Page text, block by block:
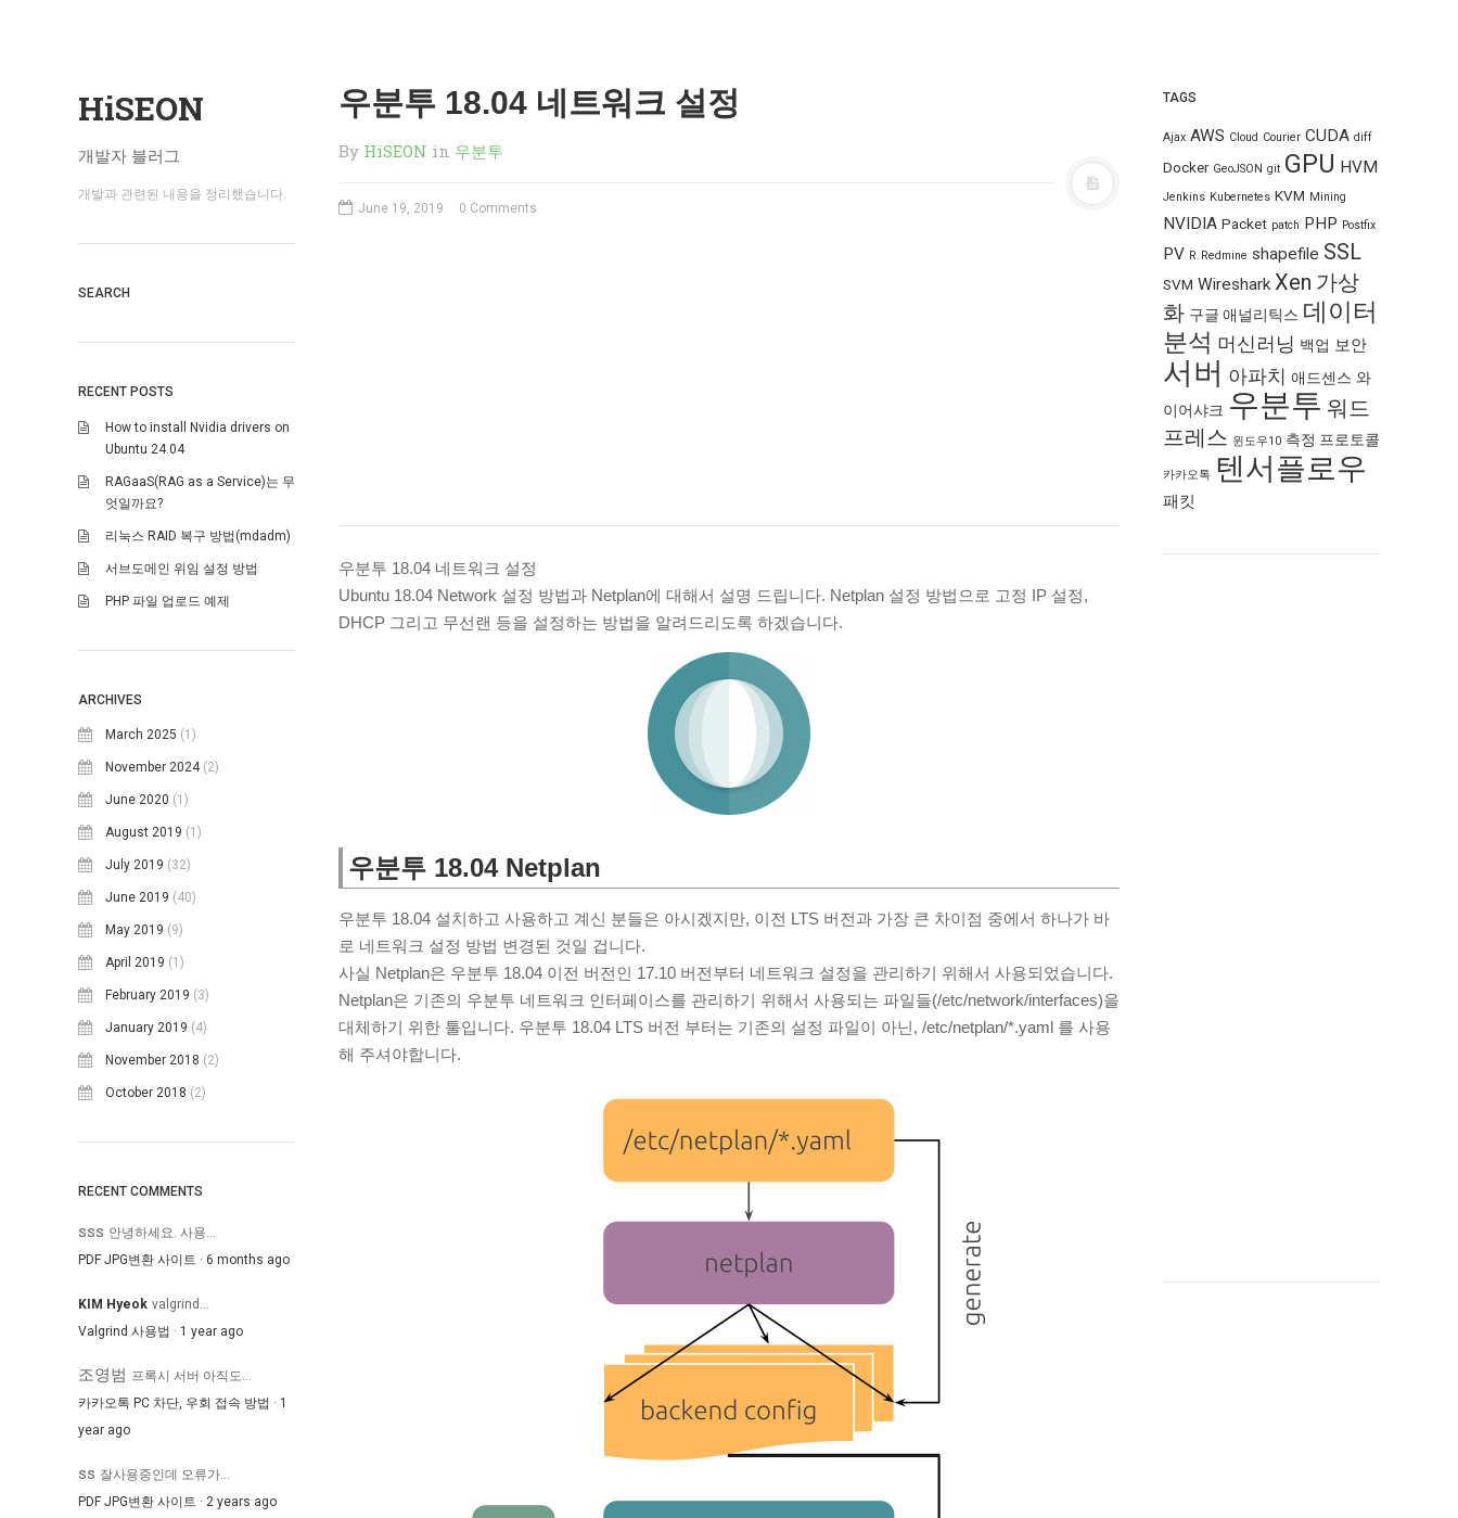
HiSEON
개발자 블러그
개발과 관련된 내용을 정리했습니다.
SEARCH
RECENT POSTS
How to install Nvidia drivers on
Ubuntu 24.04
RAGaaS(RAG as a Service)는 무
엇일까요?
리눅스 RAID 복구 방법(mdadm)
서브도메인 위임 설정 방법
PHP 파일 업로드 예제
ARCHIVES
March 2025 (1)
November 2024(2)
June 2020 (1)
August 2019 (1)
July 2019 (32)
June 2019 (40)
May 2019 (9)
April 2019 (1)
February 2019 (3)
January 2019 (4)
November 2018 (2)
October 2018 (2)
RECENT COMMENTS
sss 안녕하세요. 사용...
PDF JPG변환 사이트 · 6 months ago
KIM Hyeok valgrind...
Valgrind 사용법 · 1 year ago
조영범 프록시 서버 아직도...
카카오톡 PC 차단, 우회 접속 방법 · 1
year ago
ss 잘사용중인데 오류가...
PDF JPG변환 사이트 · 2 years ago
우분투 18.04 네트워크 설정
By HiSEON in 우분투
June 19, 2019 0 Comments
우분투 18.04 네트워크 설정
Ubuntu 18.04 Network 설정 방법과 Netplan에 대해서 설명 드립니다. Netplan 설정 방법으로 고정 IP 설정,
DHCP 그리고 무선랜 등을 설정하는 방법을 알려드리도록 하겠습니다.
우분투 18.04 Netplan
우분투 18.04 설치하고 사용하고 계신 분들은 아시겠지만, 이전 LTS 버전과 가장 큰 차이점 중에서 하나가 바
로 네트워크 설정 방법 변경된 것일 겁니다.
사실 Netplan은 우분투 18.04 이전 버전인 17.10 버전부터 네트워크 설정을 관리하기 위해서 사용되었습니다.
Netplan은 기존의 우분투 네트워크 인터페이스를 관리하기 위해서 사용되는 파일들(/etc/network/interfaces)을
대체하기 위한 툴입니다. 우분투 18.04 LTS 버전 부터는 기존의 설정 파일이 아닌, /etc/netplan/*.yaml 를 사용
해 주셔야합니다.
TAGS
Ajax AWS Cloud Courier CUDA diff
Docker GeoJSON git GPU HVM
Jenkins Kubernetes KVM Mining
NVIDIA Packet patch PHP Postfix
PV R Redmine shapefile SSL
SVM Wireshark Xen 가상
화 구글 애널리틱스 데이터
분석 머신러닝 백업 보안
서버 아파치 애드센스 와
이어샤크 우분투 워드
프레스 윈도우10 측정 프로토콜
카카오톡 텐서플로우
패킷